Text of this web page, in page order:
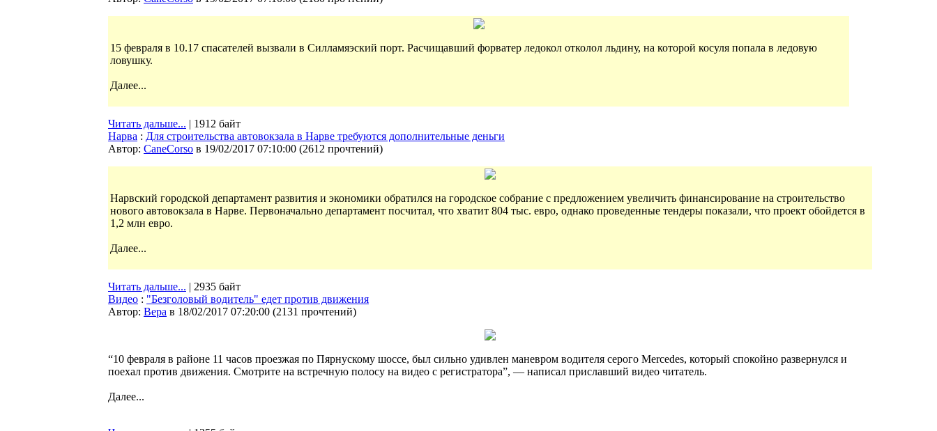
15 февраля в 10.17 спасателей вызвали в Силламяэский порт. Расчищавший форватер ледокол отколол льдину, на которой косуля попала в ледовую
ловушку.
Далее...
Читать дальше... | 1912 байт
Нарва : Для строительства автовокзала в Нарве требуются дополнительные деньги
Автор: CaneCorso в 19/02/2017 07:10:00 (2612 прочтений)
Нарвский городской департамент развития и экономики обратился на городское собрание с предложением увеличить финансирование на строительство
нового автовокзала в Нарве. Первоначально департамент посчитал, что хватит 804 тыс. евро, однако проведенные тендеры показали, что проект обойдется в
1,2 млн евро.
Далее...
Читать дальше... | 2935 байт
Видео : "Безголовый водитель" едет против движения
Автор: Bepa в 18/02/2017 07:20:00 (2131 прочтений)
“10 февраля в районе 11 часов проезжая по Пярнускому шоссе, был сильно удивлен маневром водителя серого Mercedes, который спокойно развернулся и
поехал против движения. Смотрите на встречную полосу на видео с регистратора”, — написал приславший видео читатель.
Далее...